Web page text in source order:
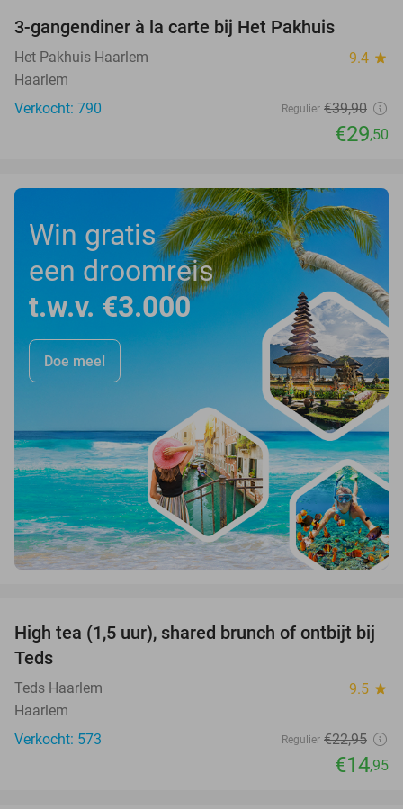
3-gangendiner à la carte bij Het Pakhuis
Het Pakhuis Haarlem 9.4 star
Haarlem
Verkocht: 790
Regulier €39,90
€29,50
Win gratis
een droomreis
t.w.v. €3.000
Doe mee!
35%
High tea (1,5 uur), shared brunch of ontbijt bij
Teds
Teds Haarlem 9.5 star
Haarlem
Verkocht: 573
Regulier €22,95
€14,95